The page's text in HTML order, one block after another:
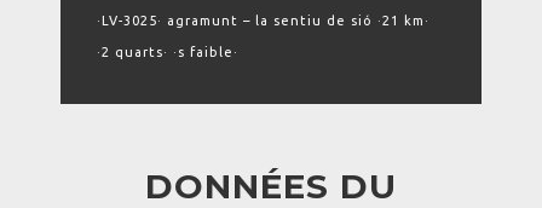
·LV-3025· agramunt – la sentiu de sió ·21 km·
·2 quarts· ·s faible·
DONNÉES DU